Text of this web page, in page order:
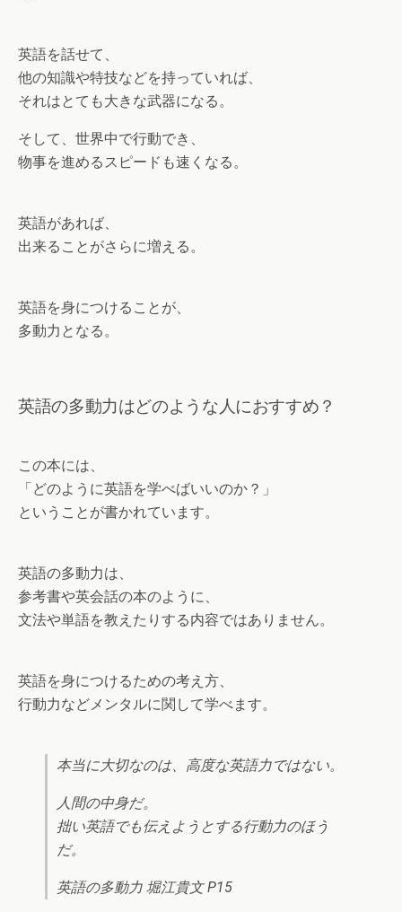
英語を話せて、
他の知識や特技などを持っていれば、
それはとても大きな武器になる。
そして、世界中で行動でき、
物事を進めるスピードも速くなる。
英語があれば、
出来ることがさらに増える。
英語を身につけることが、
多動力となる。
英語の多動力はどのような人におすすめ？
この本には、
「どのように英語を学べばいいのか？」
ということが書かれています。
英語の多動力は、
参考書や英会話の本のように、
文法や単語を教えたりする内容ではありません。
英語を身につけるための考え方、
行動力などメンタルに関して学べます。
本当に大切なのは、高度な英語力ではない。
人間の中身だ。
拙い英語でも伝えようとする行動力のほう
だ。
英語の多動力 堀江貴文 P15